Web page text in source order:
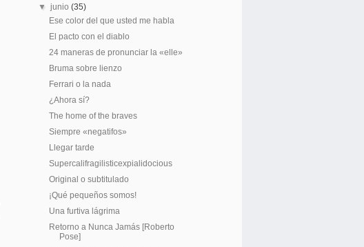
▼junio(35)
Ese color del que usted me habla
El pacto con el diablo
24 maneras de pronunciar la «elle»
Bruma sobre lienzo
Ferrari o la nada
¿Ahora sí?
The home of the braves
Siempre «negatifos»
Llegar tarde
Supercalifragilisticexpialidocious
Original o subtitulado
¡Qué pequeños somos!
Una furtiva lágrima
Retorno a Nunca Jamás [Roberto
Pose]